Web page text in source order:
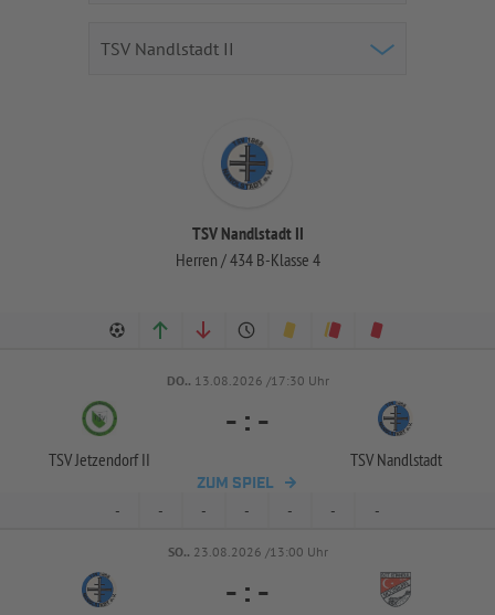
TSV Nandlstadt II
Herren / 434 B-Klasse 4
DO.. 13.08.2026 /17:30 Uhr
TSV Jetzendorf II
- : -
TSV Nandlstadt
ZUM SPIEL
- - - - - - -
SO.. 23.08.2026 /13:00 Uhr
- : -